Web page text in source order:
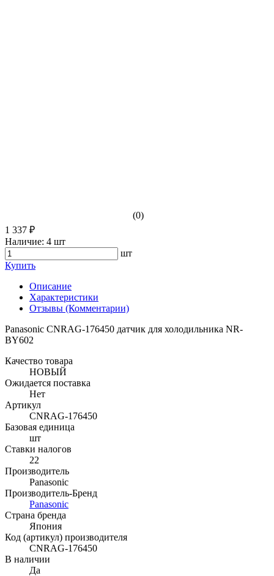
(0)
1 337 ₽
Наличие: 4 шт
шт
Купить
Описание
Характеристики
Отзывы (Комментарии)
Panasonic CNRAG-176450 датчик для холодильника NR-
BY602
Качество товара
НОВЫЙ
Ожидается поставка
Нет
Артикул
CNRAG-176450
Базовая единица
шт
Ставки налогов
22
Производитель
Panasonic
Производитель-Бренд
Panasonic
Страна бренда
Япония
Код (артикул) производителя
CNRAG-176450
В наличии
Да